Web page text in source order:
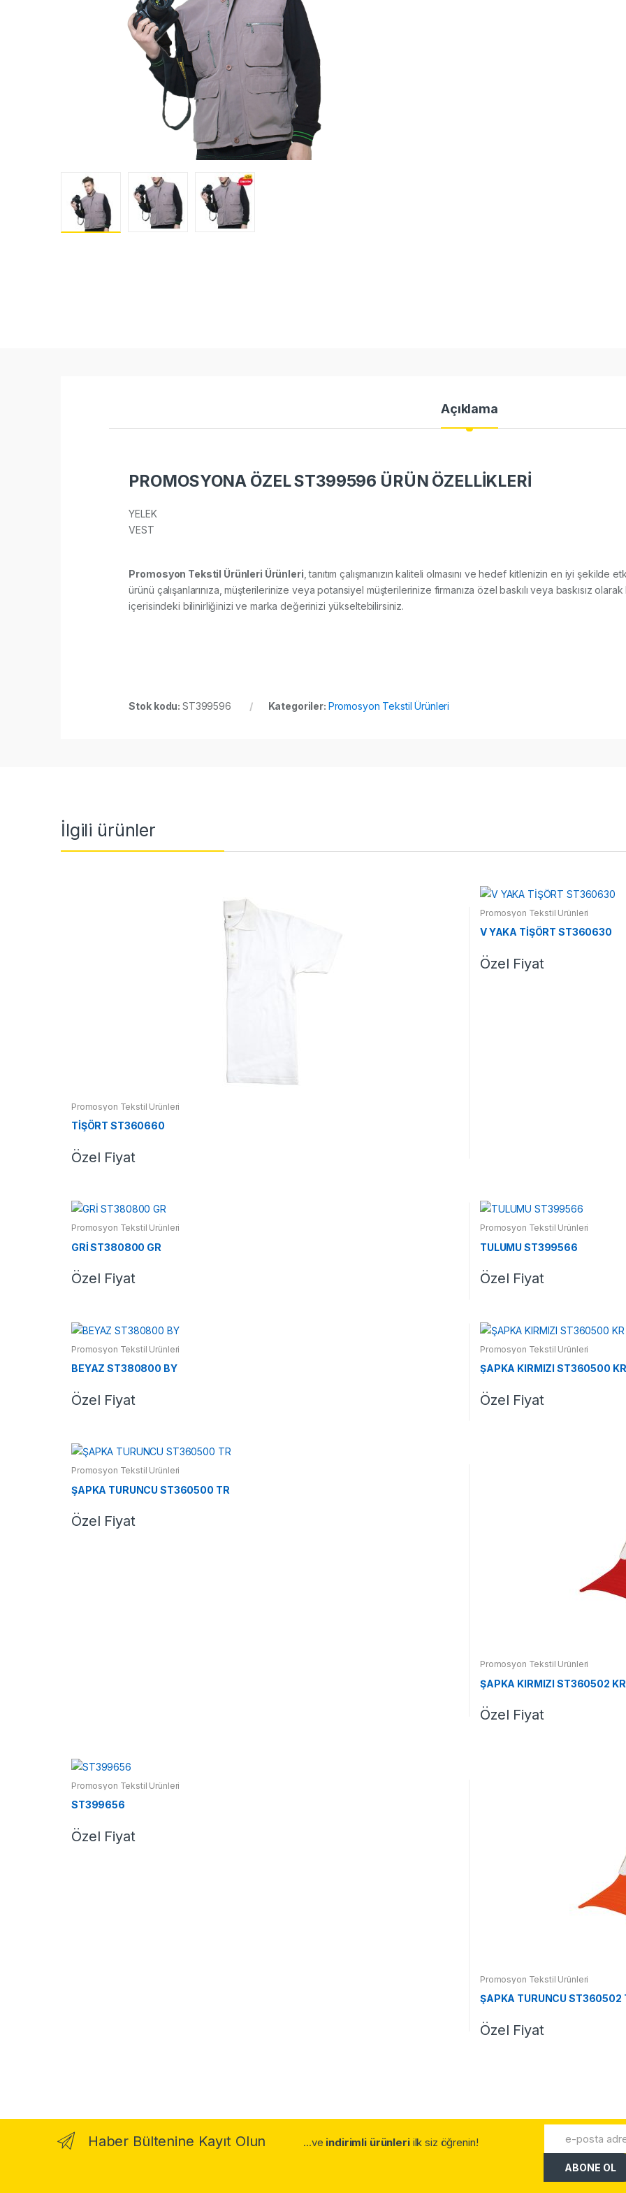
Açıklama
PROMOSYONA ÖZEL ST399596 ÜRÜN ÖZELLİKLERİ
YELEK
VEST​
Promosyon Tekstil Ürünleri Ürünleri , tanıtım çalışmanızın kaliteli olmasını ve hedef kitlenizin en iyi şekilde
ürünü çalışanlarınıza, müşterilerinize veya potansiyel müşterilerinize firmanıza özel baskılı veya baskısız
içerisindeki bilinirliğinizi ve marka değerinizi yükseltebilirsiniz.
Stok kodu: ST399596 Kategoriler: Promosyon Tekstil Ürünleri
İlgili ürünler
Promosyon Tekstil Ürünleri
TİŞÖRT ST360660
Özel Fiyat
Promosyon Tekstil Ürünleri
V YAKA TİŞÖRT ST360630
Özel Fiyat
Promosyon Tekstil Ürünleri
GRİ ST380800 GR
Özel Fiyat
Promosyon Tekstil Ürünleri
TULUMU ST399566
Özel Fiyat
Promosyon Tekstil Ürünleri
BEYAZ ST380800 BY
Özel Fiyat
Promosyon Tekstil Ürünleri
ŞAPKA KIRMIZI ST360500 KR
Özel Fiyat
Promosyon Tekstil Ürünleri
ŞAPKA TURUNCU ST360500 TR
Özel Fiyat
Promosyon Tekstil Ürünleri
ŞAPKA KIRMIZI ST360502 KR
Özel Fiyat
Promosyon Tekstil Ürünleri
ST399656
Özel Fiyat
Promosyon Tekstil Ürünleri
ŞAPKA TURUNCU ST360502
Özel Fiyat
Haber Bültenine Kayıt Olun ...ve indirimli ürünleriilk siz öğrenin!